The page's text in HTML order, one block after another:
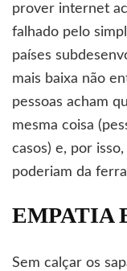
prover internet
falhado pelo
países
mais baixa não
pessoas acham
mesma coisa
casos) e, por
poderiam da
EMPATIA
Sem calçar os